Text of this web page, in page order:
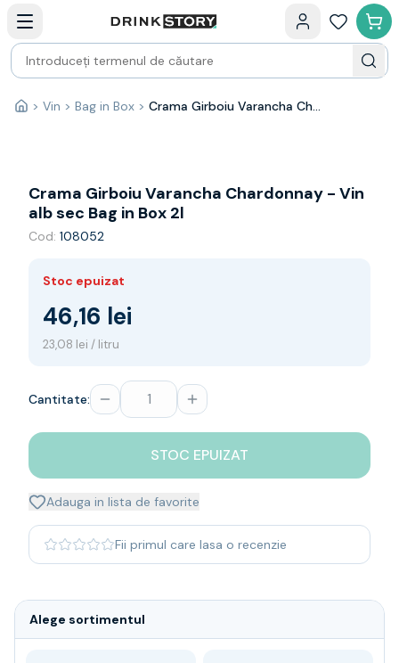
Bauturi fine — selectie
Produse Noi
Cosuri cadou
Pachete & Cadouri
Vin
Franta
Spania
Africa de Sud
Germania
Noua Zeelanda
Spumante
Sampanie
Single malt
Japanese
Bourbon
Blanded Japanese
Canadian
Rom
Vodka
Acasă
> Vin > Bag in Box > Crama Girboiu Varancha Chardonnay - Vin alb sec Bag in Box 2l
Crama Girboiu Varancha Chardonnay - Vin
alb sec Bag in Box 2l
Cod: 108052
Stoc epuizat
46,16 lei
23,08 lei / litru
Cantitate:
STOC EPUIZAT
Adauga in lista de favorite
Fii primul care lasa o recenzie
Alege sortimentul